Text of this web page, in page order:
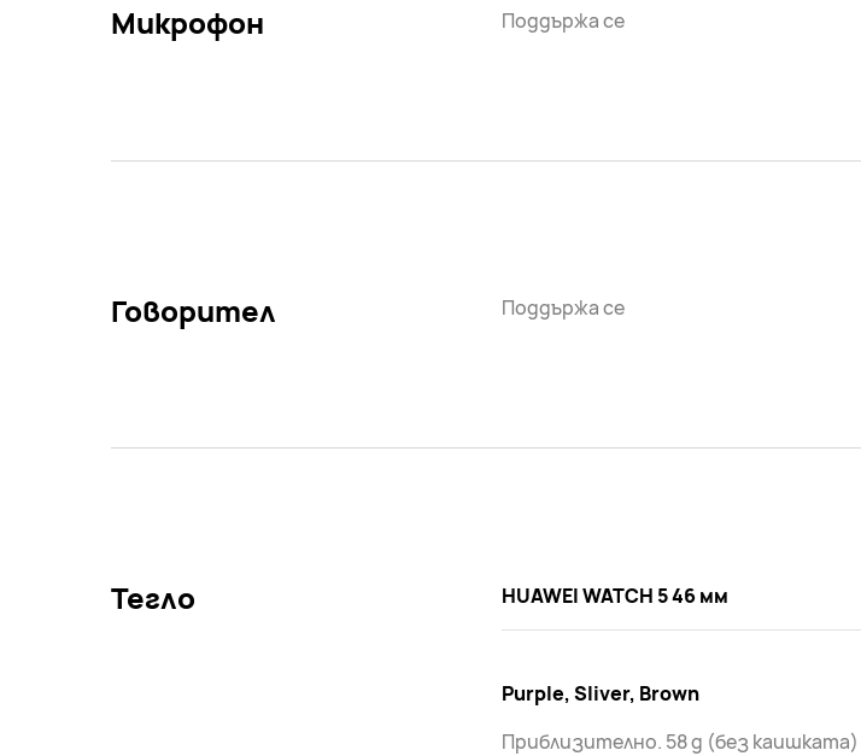
Микрофон Поддържа се
Говорител Поддържа се
Тегло HUAWEI WATCH 5 46 мм
Purple, Sliver, Brown
Приблизително. 58 g (без каишката)